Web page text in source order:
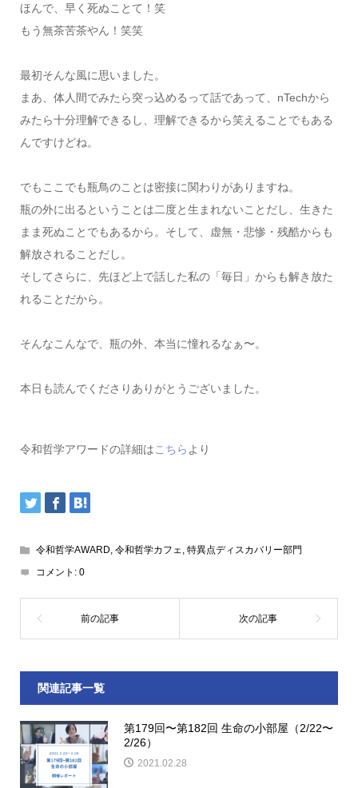
ほんで、早く死ぬことて！笑
もう無茶苦茶やん！笑笑
最初そんな風に思いました。
まあ、体人間でみたら突っ込めるって話であって、nTechから
みたら十分理解できるし、理解できるから笑えることでもある
んですけどね。
でもここでも瓶鳥のことは密接に関わりがありますね。
瓶の外に出るということは二度と生まれないことだし、生きた
まま死ぬことでもあるから。そして、虚無・悲惨・残酷からも
解放されることだし。
そしてさらに、先ほど上で話した私の「毎日」からも解き放た
れることだから。
そんなこんなで、瓶の外、本当に憧れるなぁ〜。
本日も読んでくださりありがとうございました。
令和哲学アワードの詳細はこちら より
令和哲学AWARD 令和哲学カフェ 特異点ディスカバリー部門
コメント: 0
関連記事一覧
第179回〜第182回 生命の小部屋（2/22〜
2/26）
2021.02.28